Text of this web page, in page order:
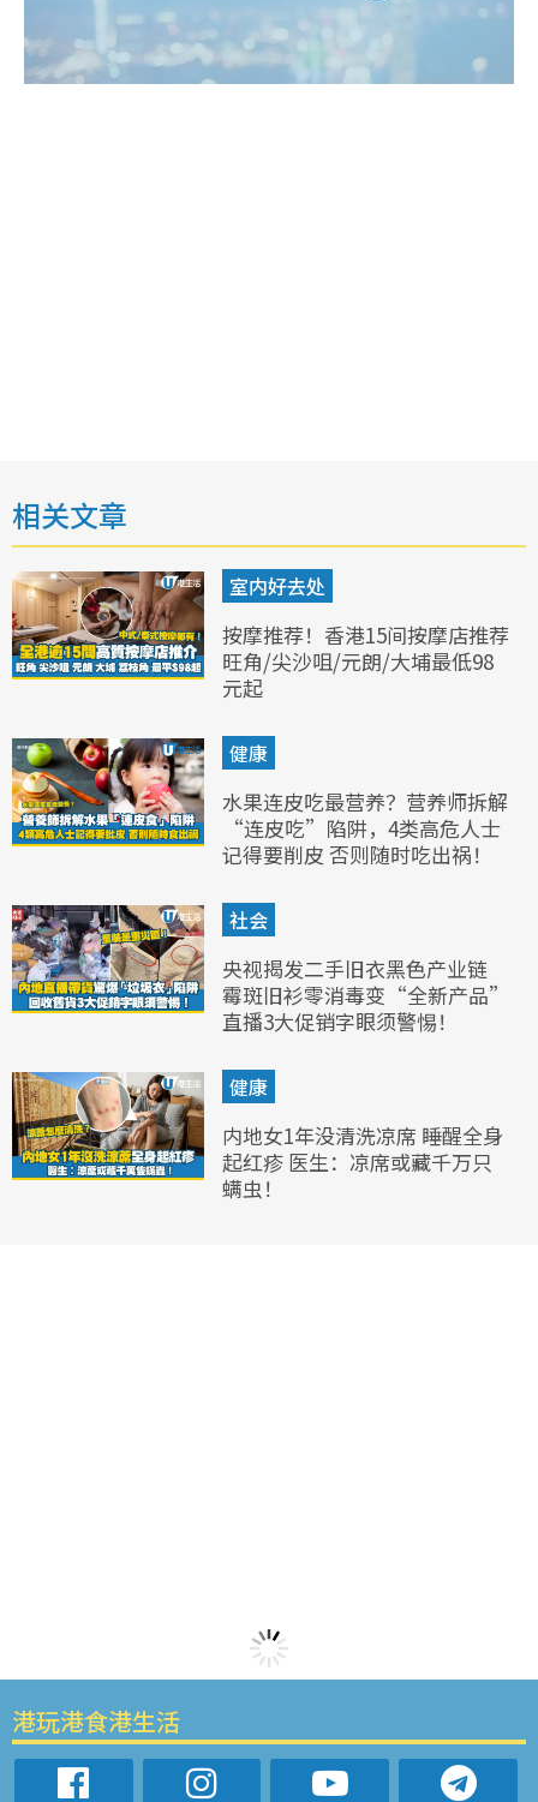
相关文章
室内好去处
按摩推荐！香港15间按摩店推荐
旺角/尖沙咀/元朗/大埔最低98
元起
健康
水果连皮吃最营养？营养师拆解
“连皮吃”陷阱，4类高危人士
记得要削皮 否则随时吃出祸！
社会
央视揭发二手旧衣黑色产业链
霉斑旧衫零消毒变“全新产品”
直播3大促销字眼须警惕！
健康
内地女1年没清洗凉席 睡醒全身
起红疹 医生：凉席或藏千万只
螨虫！
港玩港食港生活